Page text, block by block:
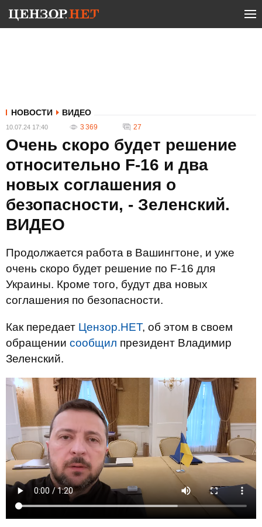
НОВОСТИ ВИДЕО
10.07.24 17:40 3 369 27
Очень скоро будет решение
относительно F-16 и два
новых соглашения о
безопасности, - Зеленский.
ВИДЕО
Продолжается работа в Вашингтоне, и уже
очень скоро будет решение по F-16 для
Украины. Кроме того, будут два новых
соглашения по безопасности.
Как передает Цензор.НЕТ, об этом в своем
обращении сообщил президент Владимир
Зеленский.